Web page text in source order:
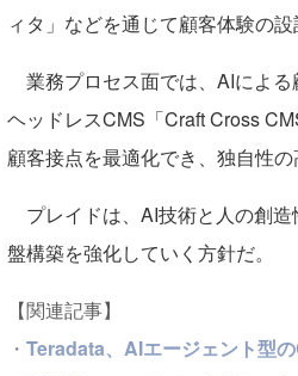
ィタ」などを通じて顧客体験の
業務プロセス面では、AIによ
ヘッドレスCMS「Craft Cross
顧客接点を最適化でき、独自性
プレイドは、AI技術と人の創
盤構築を強化していく方針だ。
【関連記事】
・ Teradata、AIエージェント型